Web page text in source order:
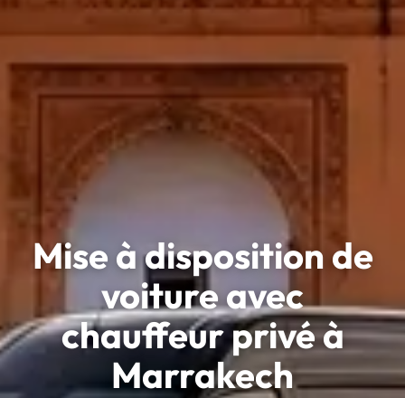
Mise à disposition de
voiture avec
chauffeur privé à
Marrakech